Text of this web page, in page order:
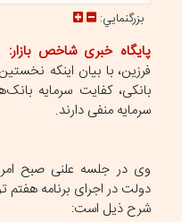
بزرگنمايي:
پایگاه خبری شاخص بازار:
فرزین، با بیان اینکه
سرمایه منفی دارند.
وی در جلسه علنی صبح
دولت در اجرای برنامه
شرح ذیل است: